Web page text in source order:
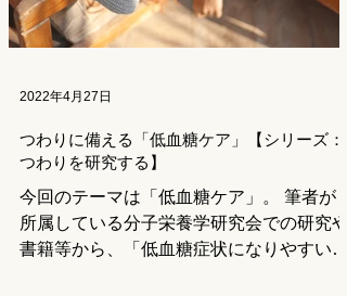
つわりに備える「低血糖ケア」【シリーズ：
つわりを研究する】
今回のテーマは「低血糖ケア」。 筆者が
所属している分子栄養学研究会での研究や
書籍等から、「低血糖症状になりやすいこ
2022年4月27日